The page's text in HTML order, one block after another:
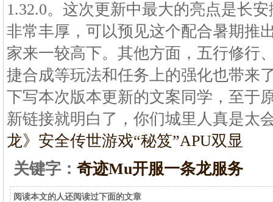
1.32.0。这次更新中最大的亮点是长
非常丰厚，可以预见这个配合暑期推
家来一较高下。其他方面，五行修行
捷合成等玩法和任务上的强化也带来
下写本次版本更新的文案同学，至于
新链接就明白了，你们城里人真是太
龙》安全传世游戏“秘笈”APU双显
关键字： 奇迹Mu开服一条龙服务
阅读本文的人还阅读过下面的文章